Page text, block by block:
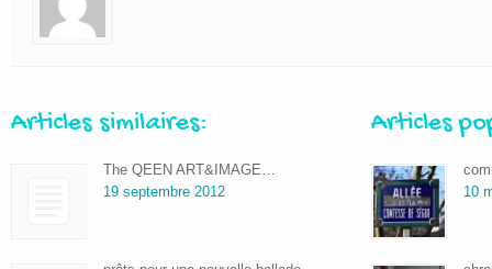
Articles similaires:
The QEEN ART&IMAGE…
19 septembre 2012
Articles
10